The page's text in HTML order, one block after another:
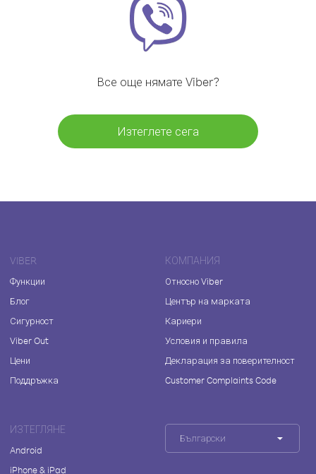
Все още нямате Viber?
Изтеглете сега
VIBER
Функции
Блог
Сигурност
Viber Out
Цени
Поддръжка
КОМПАНИЯ
Относно Viber
Център на марката
Кариери
Условия и правила
Декларация за поверителност
Customer Complaints Code
ИЗТЕГЛЯНЕ
Android
iPhone & iPad
Български